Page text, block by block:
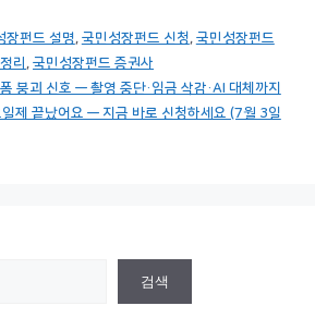
장펀드 설명, 국민성장펀드 신청, 국민성장펀드
리 , 국민성장펀드 증권사
붕괴 신호 — 촬영 중단·임금 삭감·AI 대체까지
제 끝났어요 — 지금 바로 신청하세요 (7월 3일
검색